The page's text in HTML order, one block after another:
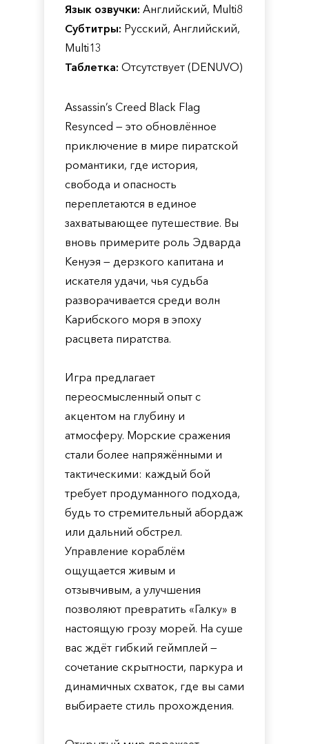
Язык озвучки: Английский, Multi8
Субтитры: Русский, Английский,
Multi13
Таблетка: Отсутствует (DENUVO)
Assassin’s Creed Black Flag
Resynced — это обновлённое
приключение в мире пиратской
романтики, где история,
свобода и опасность
переплетаются в единое
захватывающее путешествие. Вы
вновь примерите роль Эдварда
Кенуэя — дерзкого капитана и
искателя удачи, чья судьба
разворачивается среди волн
Карибского моря в эпоху
расцвета пиратства.
Игра предлагает
переосмысленный опыт с
акцентом на глубину и
атмосферу. Морские сражения
стали более напряжёнными и
тактическими: каждый бой
требует продуманного подхода,
будь то стремительный абордаж
или дальний обстрел.
Управление кораблём
ощущается живым и
отзывчивым, а улучшения
позволяют превратить «Галку» в
настоящую грозу морей. На суше
вас ждёт гибкий геймплей —
сочетание скрытности, паркура и
динамичных схваток, где вы сами
выбираете стиль прохождения.